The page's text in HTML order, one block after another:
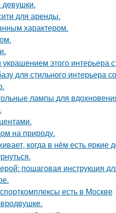
для аренды.
характером.
этого интерьера
для стильного интерьера
лампы для
на природу.
когда в нём есть яркие
пошаговая инструкция
есть в Москве